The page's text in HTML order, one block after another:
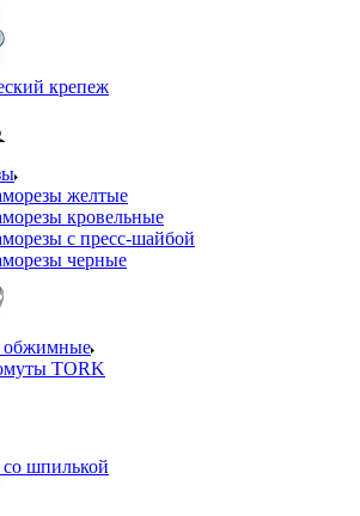
крепеж
желтые
кровельные
с пресс-шайбой
черные
TORK
шпилькой